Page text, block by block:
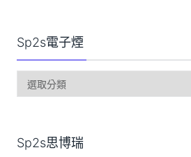
Sp2s電子煙
sp2s
子
Sp2s思博瑞